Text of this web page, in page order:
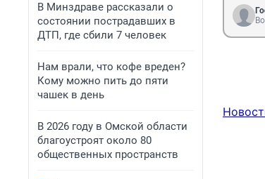
В Минздраве рассказали о
состоянии пострадавших в
ДТП, где сбили 7 человек
Нам врали, что кофе вреден?
Кому можно пить до пяти
чашек в день
В 2026 году в Омской области
благоустроят около 80
общественных пространств